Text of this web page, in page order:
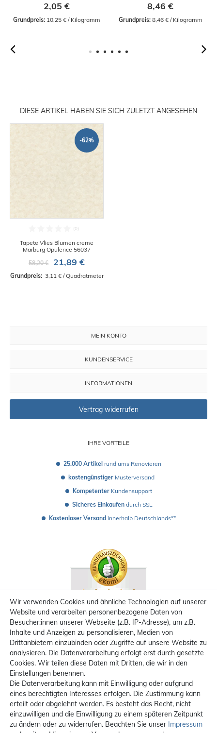
2,05 €
Grundpreis: 10,25 € / Kilogramm
8,46 €
Grundpreis: 8,46 € / Kilogramm
DIESE ARTIKEL HABEN SIE SICH ZULETZT ANGESEHEN
-62%
Tapete Vlies Blumen creme
Marburg Opulence 56037
58,20 €
21,89 €
Grundpreis: 3,11 € / Quadratmeter
IHRE VORTEILE
25.000 Artikel rund ums Renovieren
kostengünstiger Musterversand
Kompetenter Kundensupport
Sicheres Einkaufen durch SSL
Kostenloser Versand innerhalb Deutschlands**
MEIN KONTO
KUNDENSERVICE
INFORMATIONEN
Vertrag widerrufen
Wir verwenden Cookies und ähnliche Technologien auf unserer
Website und verarbeiten personenbezogene Daten von
Besucher:innen unserer Webseite (z.B. IP-Adresse), um z.B.
Inhalte und Anzeigen zu personalisieren, Medien von
Drittanbietern einzubinden oder Zugriffe auf unsere Website zu
analysieren. Die Datenverarbeitung erfolgt erst durch gesetzte
Cookies. Wir teilen diese Daten mit Dritten, die wir in den
Einstellungen benennen.
Die Datenverarbeitung kann mit Einwilligung oder aufgrund
eines berechtigten Interesses erfolgen. Die Zustimmung kann
erteilt oder abgelehnt werden. Es besteht das Recht, nicht
einzuwilligen und die Einwilligung zu einem späteren Zeitpunkt
zu ändern oder zu widerrufen. Beachten Sie unser Impressum